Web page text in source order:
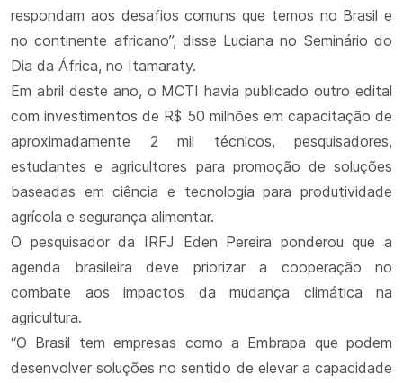
respondam aos desafios comuns que temos no Brasil e
no continente africano”, disse Luciana no Seminário do
Dia da África, no Itamaraty.
Em abril deste ano, o MCTI havia publicado outro edital
com investimentos de R$ 50 milhões em capacitação de
aproximadamente 2 mil técnicos, pesquisadores,
estudantes e agricultores para promoção de soluções
baseadas em ciência e tecnologia para produtividade
agrícola e segurança alimentar.
O pesquisador da IRFJ Eden Pereira ponderou que a
agenda brasileira deve priorizar a cooperação no
combate aos impactos da mudança climática na
agricultura.
“O Brasil tem empresas como a Embrapa que podem
desenvolver soluções no sentido de elevar a capacidade